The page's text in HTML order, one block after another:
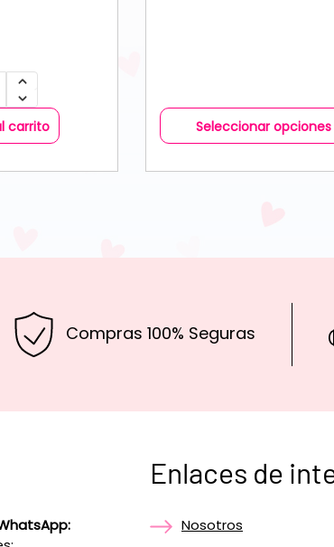
carrito Seleccionar opciones
Compras 100% Seguras
Enlaces de
Nosotros